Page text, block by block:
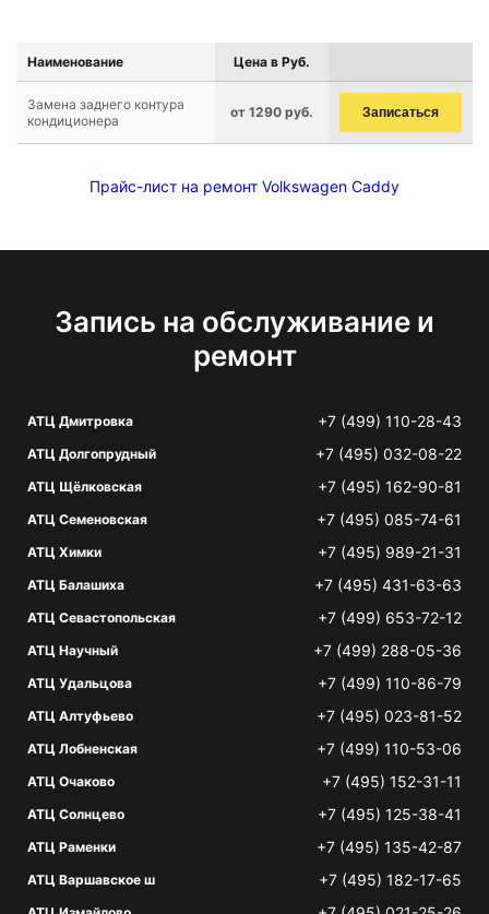
Наименование Цена в Руб.
Замена заднего контура
кондиционера
от 1290 руб. Записаться
Прайс-лист на ремонт Volkswagen Caddy
Запись на обслуживание и
ремонт
АТЦ Дмитровка +7 (499) 110-28-43
АТЦ Долгопрудный +7 (495) 032-08-22
АТЦ Щёлковская +7 (495) 162-90-81
АТЦ Семеновская +7 (495) 085-74-61
АТЦ Химки +7 (495) 989-21-31
АТЦ Балашиха +7 (495) 431-63-63
АТЦ Севастопольская +7 (499) 653-72-12
АТЦ Научный +7 (499) 288-05-36
АТЦ Удальцова +7 (499) 110-86-79
АТЦ Алтуфьево +7 (495) 023-81-52
АТЦ Лобненская +7 (499) 110-53-06
АТЦ Очаково +7 (495) 152-31-11
АТЦ Солнцево +7 (495) 125-38-41
АТЦ Раменки +7 (495) 135-42-87
АТЦ Варшавское ш +7 (495) 182-17-65